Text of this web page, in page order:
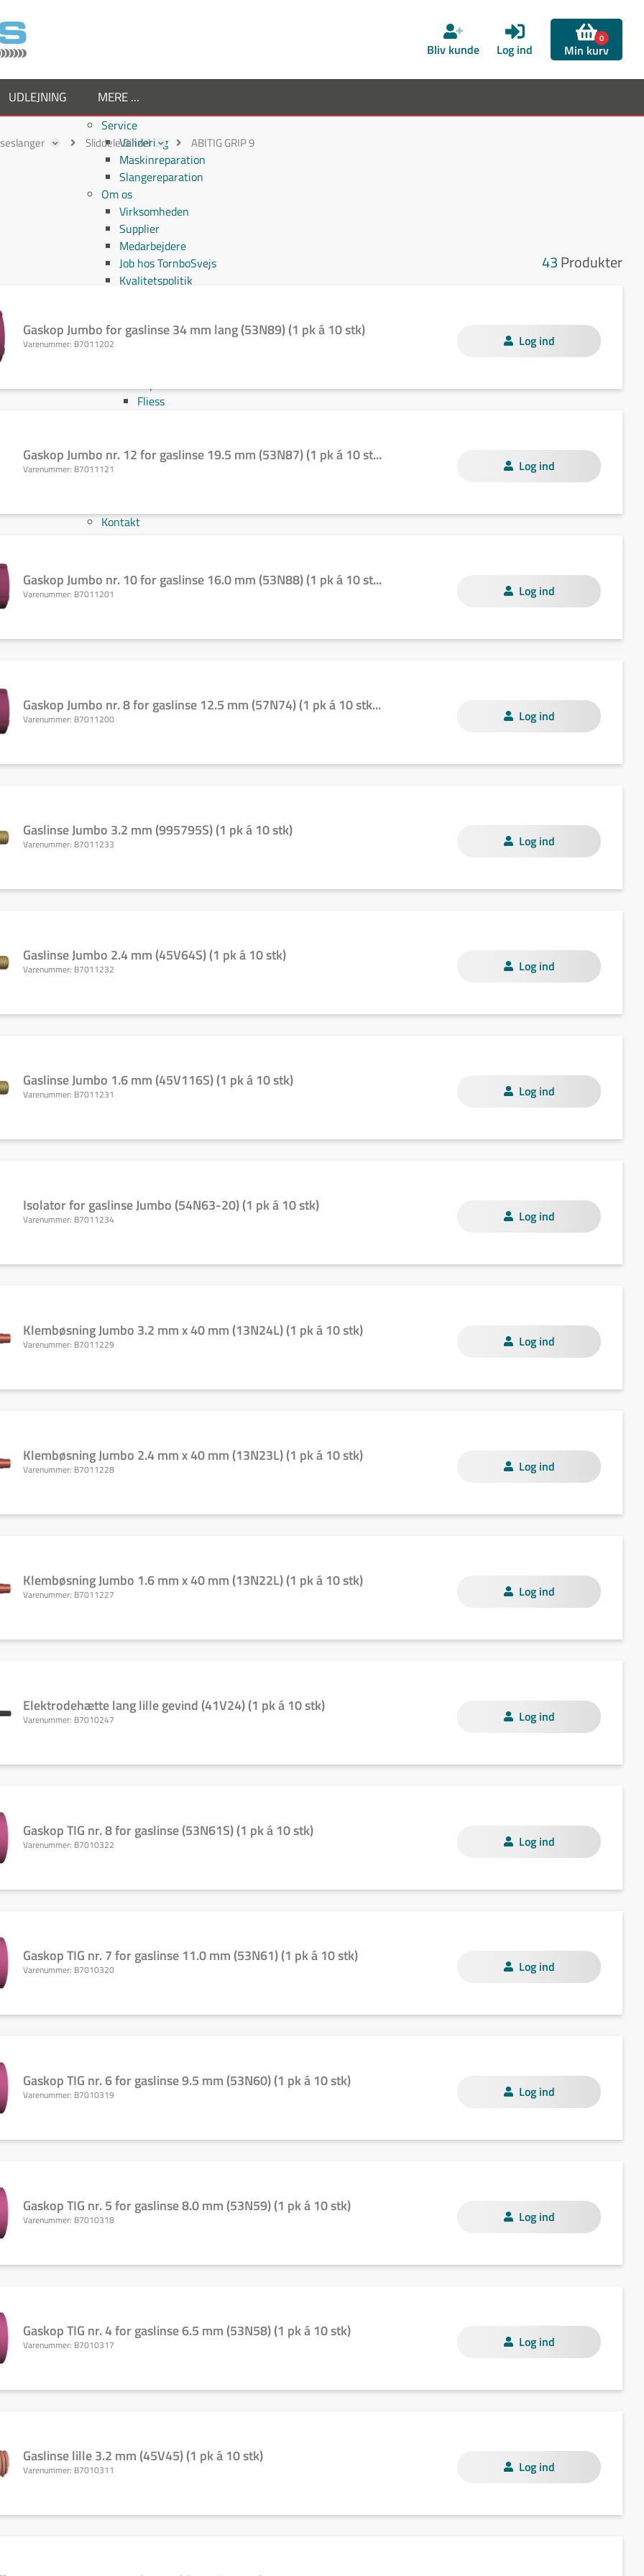
Bliv kunde Log ind
0
Min kurv
UDLEJNING MERE ...
Service
Validering
Maskinreparation
Slangereparation
Om os
Virksomheden
Supplier
Medarbejdere
Job hos TornboSvejs
Kvalitetspolitik
Svejs projektet sammen
Fliess
Hypertherm
Kontakt
Sliddele Binzel ABITIG GRIP 9
43Produkter
Gaskop Jumbo for gaslinse 34 mm lang (53N89) (1 pk á 10 stk)
Varenummer: B7011202 Log ind
Gaskop Jumbo nr. 12 for gaslinse 19.5 mm (53N87) (1 pk á 10 st...
Varenummer: B7011121 Log ind
Gaskop Jumbo nr. 10 for gaslinse 16.0 mm (53N88) (1 pk á 10 st...
Varenummer: B7011201 Log ind
Gaskop Jumbo nr. 8 for gaslinse 12.5 mm (57N74) (1 pk á 10 stk...
Varenummer: B7011200 Log ind
Gaslinse Jumbo 3.2 mm (995795S) (1 pk á 10 stk)
Varenummer: B7011233 Log ind
Gaslinse Jumbo 2.4 mm (45V64S) (1 pk á 10 stk)
Varenummer: B7011232 Log ind
Gaslinse Jumbo 1.6 mm (45V116S) (1 pk á 10 stk)
Varenummer: B7011231 Log ind
Isolator for gaslinse Jumbo (54N63-20) (1 pk á 10 stk)
Varenummer: B7011234 Log ind
Klembøsning Jumbo 3.2 mm x 40 mm (13N24L) (1 pk á 10 stk)
Varenummer: B7011229 Log ind
Klembøsning Jumbo 2.4 mm x 40 mm (13N23L) (1 pk á 10 stk)
Varenummer: B7011228 Log ind
Klembøsning Jumbo 1.6 mm x 40 mm (13N22L) (1 pk á 10 stk)
Varenummer: B7011227 Log ind
Elektrodehætte lang lille gevind (41V24) (1 pk á 10 stk)
Varenummer: B7010247 Log ind
Gaskop TIG nr. 8 for gaslinse (53N61S) (1 pk á 10 stk)
Varenummer: B7010322 Log ind
Gaskop TIG nr. 7 for gaslinse 11.0 mm (53N61) (1 pk á 10 stk)
Varenummer: B7010320 Log ind
Gaskop TIG nr. 6 for gaslinse 9.5 mm (53N60) (1 pk á 10 stk)
Varenummer: B7010319 Log ind
Gaskop TIG nr. 5 for gaslinse 8.0 mm (53N59) (1 pk á 10 stk)
Varenummer: B7010318 Log ind
Gaskop TIG nr. 4 for gaslinse 6.5 mm (53N58) (1 pk á 10 stk)
Varenummer: B7010317 Log ind
Gaslinse lille 3.2 mm (45V45) (1 pk á 10 stk)
Varenummer: B7010311 Log ind